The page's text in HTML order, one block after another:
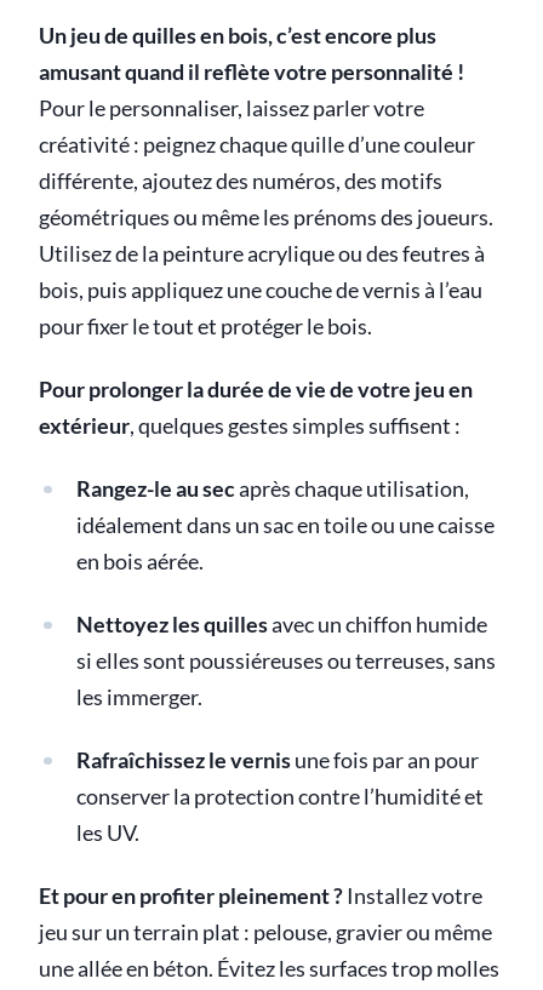
Un jeu de quilles en bois, c’est encore plus
amusant quand il reflète votre personnalité !
Pour le personnaliser, laissez parler votre
créativité : peignez chaque quille d’une couleur
différente, ajoutez des numéros, des motifs
géométriques ou même les prénoms des joueurs.
Utilisez de la peinture acrylique ou des feutres à
bois, puis appliquez une couche de vernis à l’eau
pour fixer le tout et protéger le bois.
Pour prolonger la durée de vie de votre jeu en
extérieur, quelques gestes simples suffisent :
Rangez-le au secaprès chaque utilisation,
idéalement dans un sac en toile ou une caisse
en bois aérée.
Nettoyez les quillesavec un chiffon humide
si elles sont poussiéreuses ou terreuses, sans
les immerger.
Rafraîchissez le vernisune fois par an pour
conserver la protection contre l’humidité et
les UV.
Et pour en profiter pleinement ?Installez votre
jeu sur un terrain plat : pelouse, gravier ou même
une allée en béton. Évitez les surfaces trop molles